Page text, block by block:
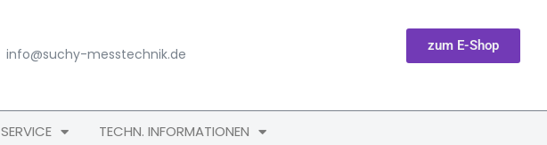
info@suchy-messtechnik.de zum E-Shop
SERVICE TECHN. INFORMATIONEN